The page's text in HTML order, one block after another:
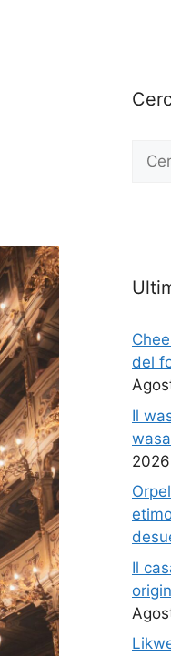
del
Il
2026
Il